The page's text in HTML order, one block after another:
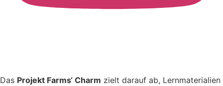
Das Projekt Farms‘ Charm zielt darauf ab, Lernmaterialien